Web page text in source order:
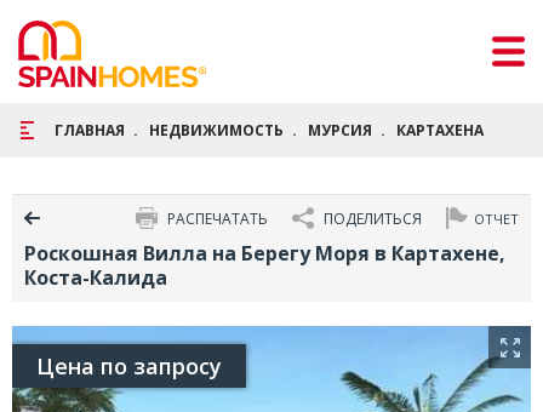
ГЛАВНАЯ НЕДВИЖИМОСТЬ МУРСИЯ КАРТАХЕНА
ОТЧЕТ
ПОДЕЛИТЬСЯ
РАСПЕЧАТАТЬ
Роскошная Вилла на Берегу Моря в Картахене,
Коста-Калида
Цена по запросу